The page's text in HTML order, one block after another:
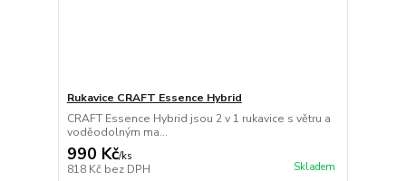
Rukavice CRAFT Essence Hybrid
CRAFT Essence Hybrid jsou 2 v 1 rukavice s větru a
voděodolným ma...
990 Kč/ks
818 Kč bez DPH Skladem